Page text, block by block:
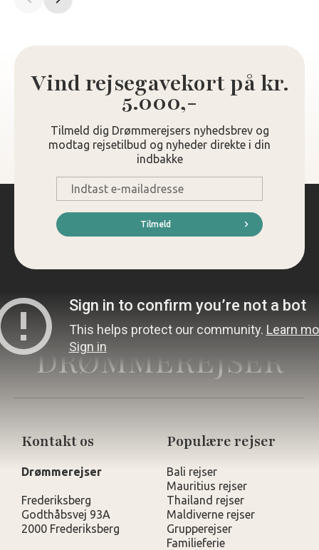
Vind rejsegavekort på kr.
5.000,-
Tilmeld dig Drømmerejsers nyhedsbrev og
modtag rejsetilbud og nyheder direkte i din
indbakke
mail
*
Tilmeld
DRØMMEREJSER
Kontakt os
Drømmerejser
Frederiksberg
Godthåbsvej 93A
2000 Frederiksberg
Populære rejser
Bali rejser
Mauritius rejser
Thailand rejser
Maldiverne rejser
Grupperejser
Familieferie